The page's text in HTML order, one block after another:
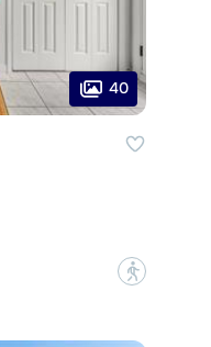
40
?